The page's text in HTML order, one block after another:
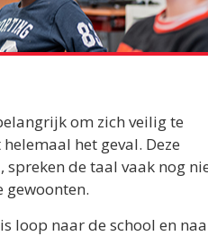
om zich veilig te
het geval. Deze
de taal vaak nog
gewoonten.
loop naar de school en